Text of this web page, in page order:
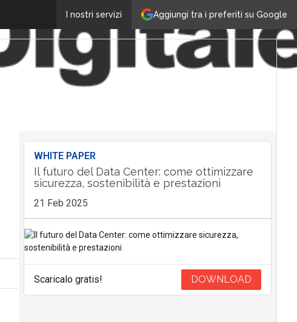
Aggiungi tra i preferiti su Google
I nostri servizi
WHITE PAPER
Il futuro del Data Center: come ottimizzare
sicurezza, sostenibilità e prestazioni
21 Feb 2025
Scaricalo gratis! DOWNLOAD